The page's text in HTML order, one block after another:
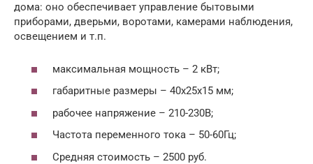
дома: оно обеспечивает управление бытовыми
приборами, дверьми, воротами, камерами наблюдения,
освещением и т.п.
максимальная мощность – 2 кВт;
габаритные размеры – 40х25х15 мм;
рабочее напряжение – 210-230В;
Частота переменного тока – 50-60Гц;
Средняя стоимость – 2500 руб.